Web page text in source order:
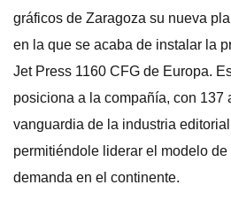
gráficos de Zaragoza su nueva
en la que se acaba de instalar la
Jet Press 1160 CFG de Europa.
posiciona a la compañía, con 137
vanguardia de la industria
permitiéndole liderar el modelo
demanda en el continente.